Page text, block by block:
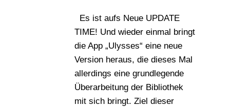
Es ist aufs Neue UPDATE
TIME! Und wieder einmal bringt
die App „Ulysses“ eine neue
Version heraus, die dieses Mal
allerdings eine grundlegende
Überarbeitung der Bibliothek
mit sich bringt. Ziel dieser